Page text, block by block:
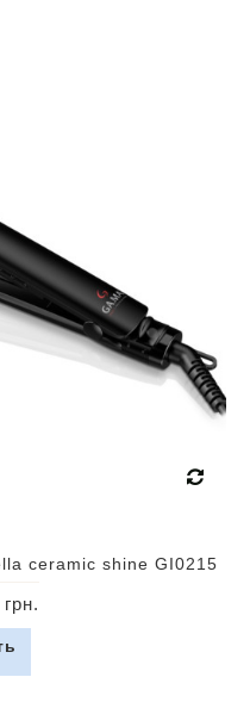
ceramic shine GI0215